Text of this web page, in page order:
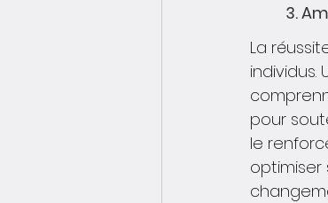
3.
La
pour
le
optimiser